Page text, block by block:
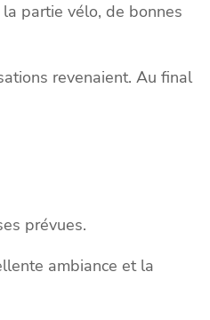
partie vélo, de bonnes
revenaient. Au final
prévues.
ambiance et la